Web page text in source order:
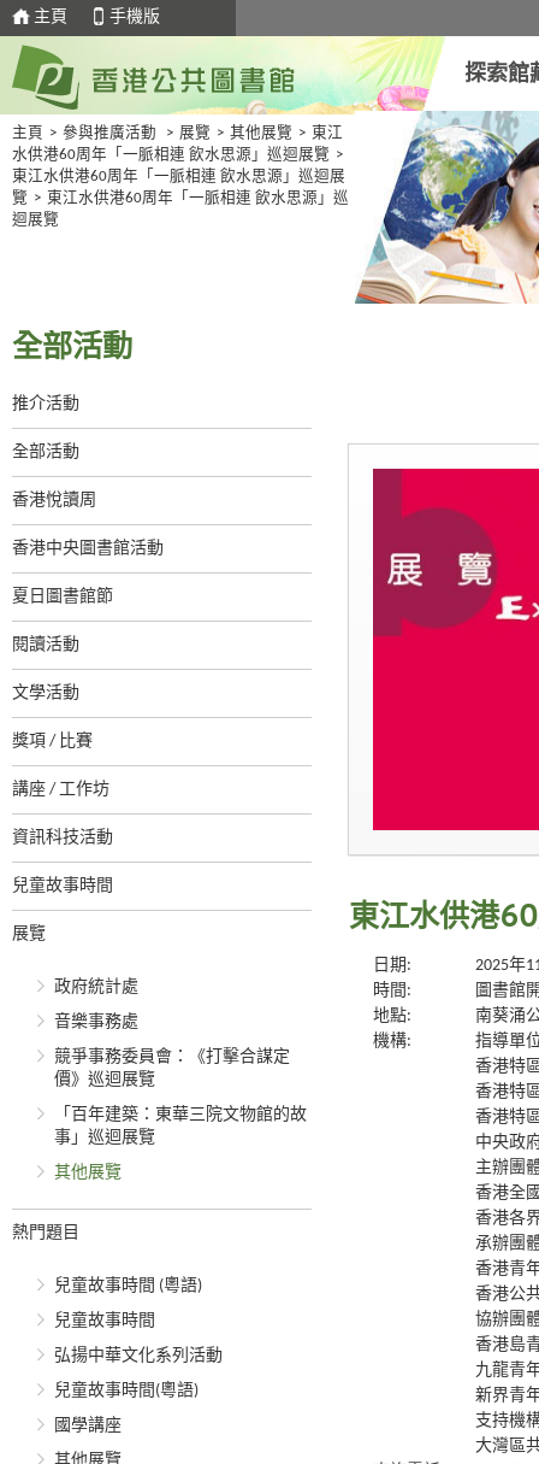
主頁 手機版
探索館
主頁 > 參與推廣活動 > 展覽 > 其他展覽 > 東江
水供港60周年「一脈相連 飲水思源」巡迴展覽 >
東江水供港60周年「一脈相連 飲水思源」巡迴展
覽 > 東江水供港60周年「一脈相連 飲水思源」巡
迴展覽
全部活動
推介活動
全部活動
香港悅讀周
香港中央圖書館活動
夏日圖書館節
閱讀活動
文學活動
獎項 / 比賽
講座 / 工作坊
資訊科技活動
兒童故事時間
展覽
政府統計處
音樂事務處
競爭事務委員會：《打擊合謀定
價》巡迴展覽
「百年建築：東華三院文物館的故
事」巡迴展覽
其他展覽
熱門題目
兒童故事時間 (粵語)
兒童故事時間
弘揚中華文化系列活動
兒童故事時間(粵語)
國學講座
東江水供港
日期:
2025年
時間:
圖書館
地點:
南葵涌
機構:
指導單
香港特
香港特
香港特
中央政
主辦團
香港全
香港各
承辦團
香港青
香港公
協辦團
香港島
九龍青
新界青
支持機
大灣區